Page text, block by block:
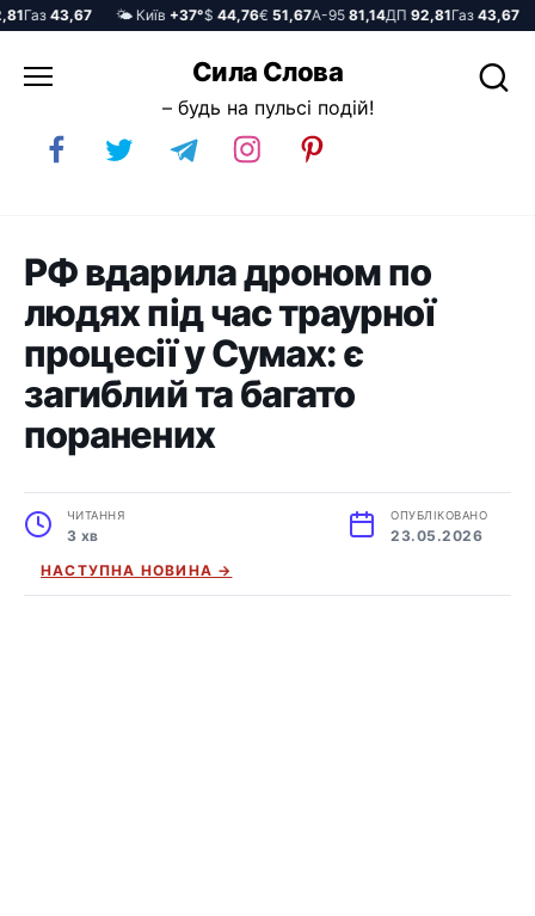
Газ43,67 🌤️ Київ+37°$44,76€51,67А-9581,14ДП92,81Газ43,67
до
Сила Слова
– будь на пульсі подій!
РФ вдарила дроном по
людях під час траурної
процесії у Сумах: є
загиблий та багато
поранених
ЧИТАННЯ
3 хв
ОПУБЛІКОВАНО
23.05.2026
НАСТУПНА НОВИНА →